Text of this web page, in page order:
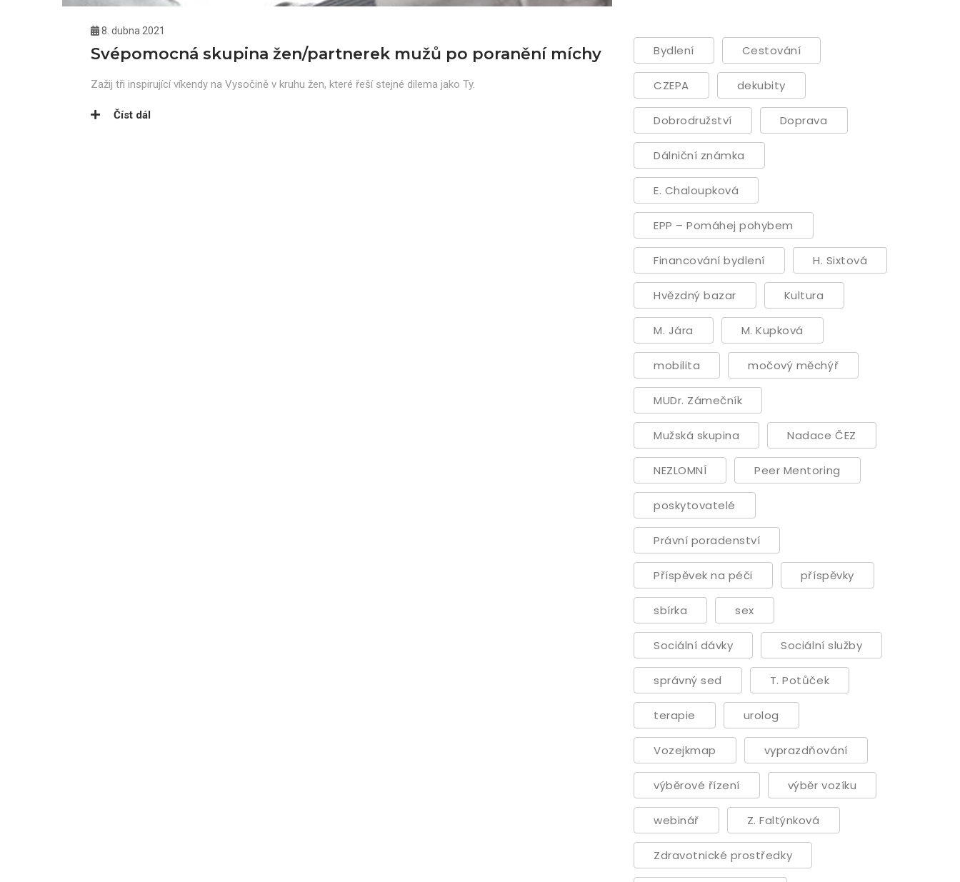
8. dubna 2021
Svépomocná skupina žen/partnerek mužů po poranění míchy
Zažij tři inspirující víkendy na Vysočině v kruhu žen, které řeší stejné dilema jako Ty.
Číst dál
Bydlení Cestování
CZEPA dekubity
Dobrodružství Doprava
Dálniční známka
E. Chaloupková
EPP – Pomáhej pohybem
Financování bydlení H. Sixtová
Hvězdný bazar Kultura
M. Jára M. Kupková
mobilita močový měchýř
MUDr. Zámečník
Mužská skupina Nadace ČEZ
NEZLOMNÍ Peer Mentoring
poskytovatelé
Právní poradenství
Příspěvek na péči příspěvky
sbírka sex
Sociální dávky Sociální služby
správný sed T. Potůček
terapie urolog
Vozejkmap vyprazdňování
výběrové řízení výběr vozíku
webinář Z. Faltýnková
Zdravotnické prostředky